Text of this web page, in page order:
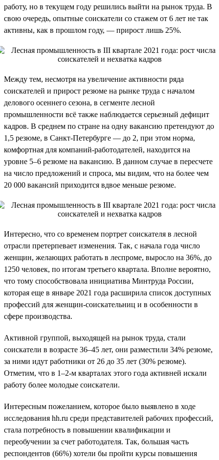
работу, но в текущем году решились выйти на рынок труда. В
свою очередь, опытные соискатели со стажем от 6 лет не так
активны, как в прошлом году, — прирост лишь 25%.
Между тем, несмотря на увеличение активности ряда
соискателей и прирост резюме на рынке труда с началом
делового осеннего сезона, в сегменте лесной
промышленности всё также наблюдается серьезный дефицит
кадров. В среднем по стране на одну вакансию претендуют до
1,5 резюме, в Санкт-Петербурге — до 2, при этом норма,
комфортная для компаний-работодателей, находится на
уровне 5–6 резюме на вакансию. В данном случае в пересчете
на число предложений и спроса, мы видим, что на более чем
20 000 вакансий приходится вдвое меньше резюме.
Интересно, что со временем портрет соискателя в лесной
отрасли претерпевает изменения. Так, с начала года число
женщин, желающих работать в леспроме, выросло на 36%, до
1250 человек, по итогам третьего квартала. Вполне вероятно,
что тому способствовала инициатива Минтруда России,
которая еще в январе 2021 года расширила список доступных
профессий для женщин-соискательниц и в особенности в
сфере производства.
Активной группой, выходящей на рынок труда, стали
соискатели в возрасте 36–45 лет, они разместили 34% резюме,
за ними идут работники от 26 до 35 лет (30% резюме).
Отметим, что в 1–2-м кварталах этого года активней искали
работу более молодые соискатели.
Интересным пожеланием, которое было выявлено в ходе
исследования hh.ru среди представителей рабочих профессий,
стала потребность в повышении квалификации и
переобучении за счет работодателя. Так, большая часть
респондентов (66%) хотели бы пройти курсы повышения